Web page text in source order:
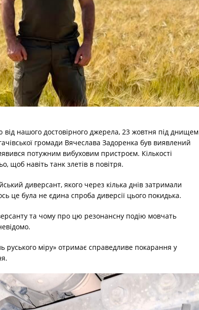
нашого достовірного джерела, 23 жовтня під днищем
громади Вячеслава Задоренка був виявлений
потужним вибуховим пристроєм. Кількості
щоб навіть танк злетів в повітря.
диверсант, якого через кілька днів затримали
це була не єдина спроба диверсії цього покидька.
та чому про цю резонансну подію мовчать
руського міру» отримає справедливе покарання у